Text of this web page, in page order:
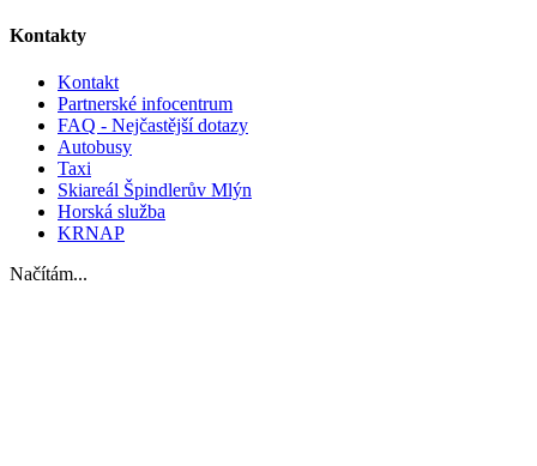
Kontakty
Kontakt
Partnerské infocentrum
FAQ - Nejčastější dotazy
Autobusy
Taxi
Skiareál Špindlerův Mlýn
Horská služba
KRNAP
Načítám...